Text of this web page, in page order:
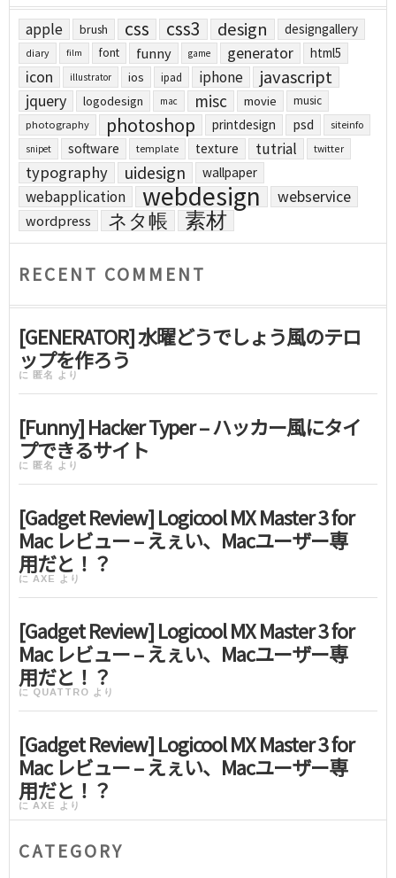
apple brush css css3 design designgallery
diary film font funny game generator html5
icon illustrator ios ipad iphone javascript
jquery logodesign mac misc movie music
photography photoshop printdesign psd siteinfo
snipet software template texture tutrial twitter
typography uidesign wallpaper
webapplication webdesign webservice
wordpress ネタ帳 素材
RECENT COMMENT
[GENERATOR] 水曜どうでしょう風のテロ
ップを作ろう
に 匿名 より
[Funny] Hacker Typer – ハッカー風にタイ
プできるサイト
に 匿名 より
[Gadget Review] Logicool MX Master 3 for
Mac レビュー – えぇい、Macユーザー専
用だと！？
に AXE より
[Gadget Review] Logicool MX Master 3 for
Mac レビュー – えぇい、Macユーザー専
用だと！？
に QUATTRO より
[Gadget Review] Logicool MX Master 3 for
Mac レビュー – えぇい、Macユーザー専
用だと！？
に AXE より
CATEGORY